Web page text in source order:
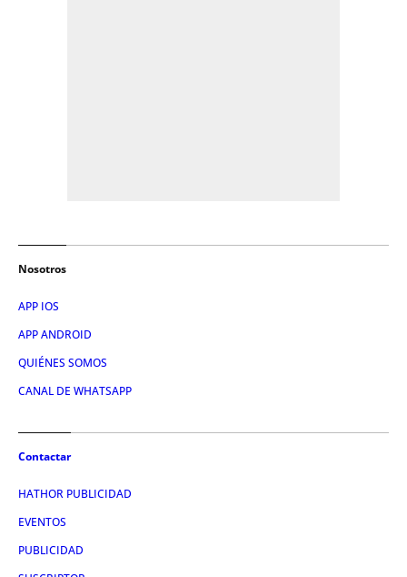
Nosotros
APP IOS
APP ANDROID
QUIÉNES SOMOS
CANAL DE WHATSAPP
Contactar
HATHOR PUBLICIDAD
EVENTOS
PUBLICIDAD